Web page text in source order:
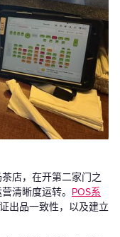
店，在开第二家门之
清晰度运转。 POS系
出品一致性，以及建立